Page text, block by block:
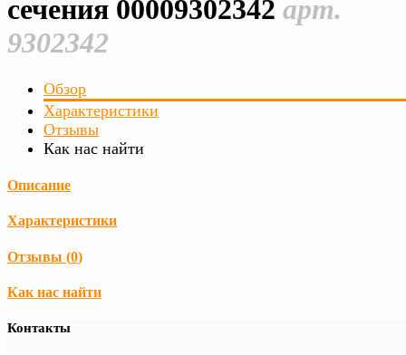
сечения 00009302342 арт.
9302342
Обзор
Характеристики
Отзывы
Как нас найти
Описание
Характеристики
Отзывы (0)
Как нас найти
Контакты